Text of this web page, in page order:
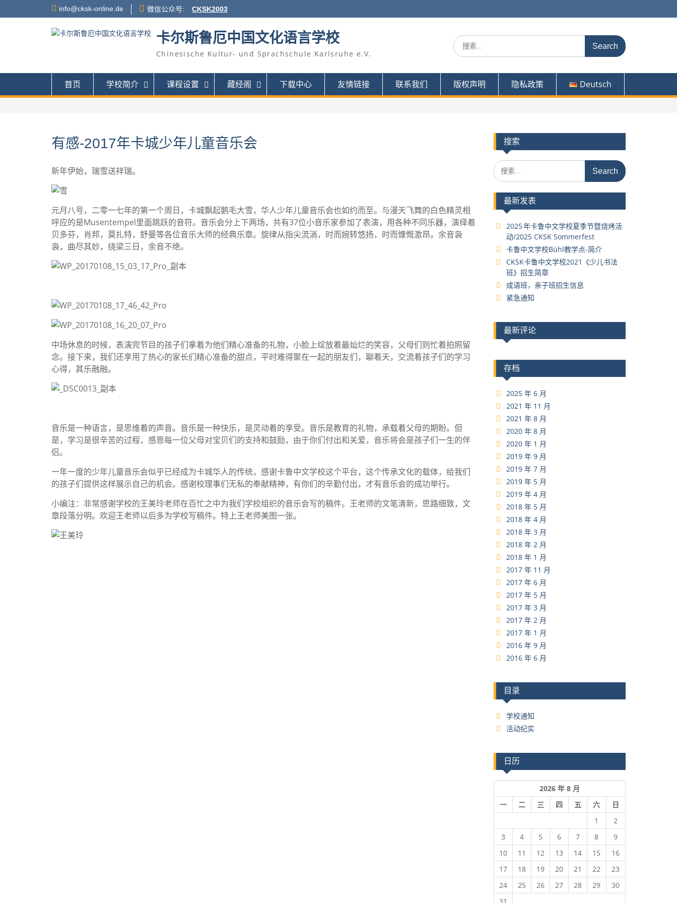
to
info@cksk-online.de 微信公众号: CKSK2003
卡尔斯鲁厄中国文化语言学校
Chinesische Kultur- und Sprachschule Karlsruhe e.V.
Search
for:
首页 学校简介 课程设置 藏经阁 下载中心 友情链接 联系我们 版权声明 隐私政策 Deutsch
有感-2017年卡城少年儿童音乐会
新年伊始，瑞雪送祥瑞。
元月八号，二零一七年的第一个周日，卡城飘起鹅毛大雪，华人少年儿童音乐会也如约而至。与漫天飞舞的白色精灵相
呼应的是Musentempel里面跳跃的音符。音乐会分上下两场，共有37位小音乐家参加了表演，用各种不同乐器，演绎着
贝多芬，肖邦，莫扎特，舒曼等各位音乐大师的经典乐章。旋律从指尖流淌，时而婉转悠扬，时而慷慨激昂。余音袅
袅，曲尽其妙，绕梁三日，余音不绝。
中场休息的时候，表演完节目的孩子们拿着为他们精心准备的礼物，小脸上绽放着最灿烂的笑容，父母们则忙着拍照留
念。接下来，我们还享用了热心的家长们精心准备的甜点，平时难得聚在一起的朋友们，聊着天，交流着孩子们的学习
心得，其乐融融。
音乐是一种语言，是思维着的声音。音乐是一种快乐，是灵动着的享受。音乐是教育的礼物，承载着父母的期盼。但
是，学习是很辛苦的过程，感恩每一位父母对宝贝们的支持和鼓励，由于你们付出和关爱，音乐将会是孩子们一生的伴
侣。
一年一度的少年儿童音乐会似乎已经成为卡城华人的传统，感谢卡鲁中文学校这个平台，这个传承文化的载体，给我们
的孩子们提供这样展示自己的机会。感谢校理事们无私的奉献精神，有你们的辛勤付出，才有音乐会的成功举行。
小编注：非常感谢学校的王美玲老师在百忙之中为我们学校组织的音乐会写的稿件。王老师的文笔清新，思路细致，文
章段落分明。欢迎王老师以后多为学校写稿件。特上王老师美图一张。
搜索
Search
for:
最新发表
2025 年卡鲁中文学校夏季节暨烧烤活
动/2025 CKSK Sommerfest
卡鲁中文学校Bühl教学点-简介
CKSK卡鲁中文学校2021《少儿书法
班》招生简章
成语班，亲子班招生信息
紧急通知
最新评论
存档
2025 年 6 月
2021 年 11 月
2021 年 8 月
2020 年 8 月
2020 年 1 月
2019 年 9 月
2019 年 7 月
2019 年 5 月
2019 年 4 月
2018 年 5 月
2018 年 4 月
2018 年 3 月
2018 年 2 月
2018 年 1 月
2017 年 11 月
2017 年 6 月
2017 年 5 月
2017 年 3 月
2017 年 2 月
2017 年 1 月
2016 年 9 月
2016 年 6 月
目录
学校通知
活动纪实
日历
2026 年 8 月
一
二 三 四 五 六
日
1
2
3
4 5 6 7 8
9
10
11 12 13 14 15
16
17
18 19 20 21 22
23
24
25 26 27 28 29
30